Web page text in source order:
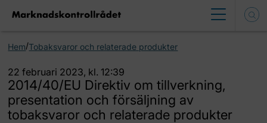
Hem/Tobaksvaror och relaterade produkter
22 februari 2023, kl. 12:39
2014/40/EU Direktiv om tillverkning,
presentation och försäljning av
tobaksvaror och relaterade produkter